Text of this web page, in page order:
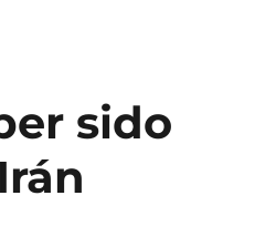
sido